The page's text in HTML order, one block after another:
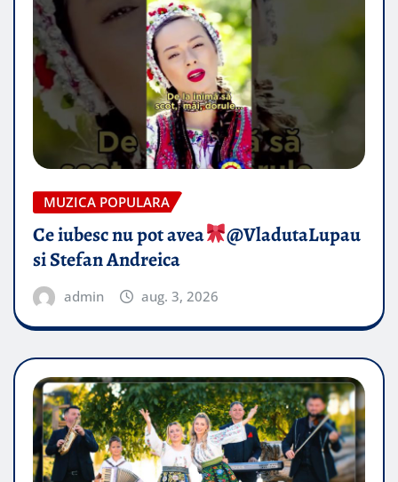
MUZICA POPULARA
Ce iubesc nu pot avea
​@VladutaLupau
si Stefan Andreica
admin aug. 3, 2026